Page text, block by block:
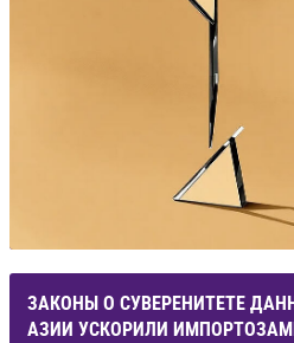
ЗАКОНЫ О СУВЕРЕНИТЕТЕ
АЗИИ УСКОРИЛИ